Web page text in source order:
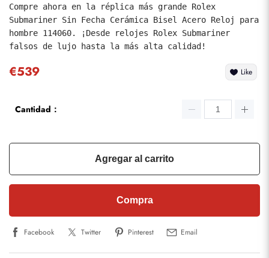
Compre ahora en la réplica más grande Rolex
Submariner Sin Fecha Cerámica Bisel Acero Reloj para
hombre 114060. ¡Desde relojes Rolex Submariner
falsos de lujo hasta la más alta calidad!
€539 Like
Cantidad：
Agregar al carrito
Compra
Facebook Twitter Pinterest Email